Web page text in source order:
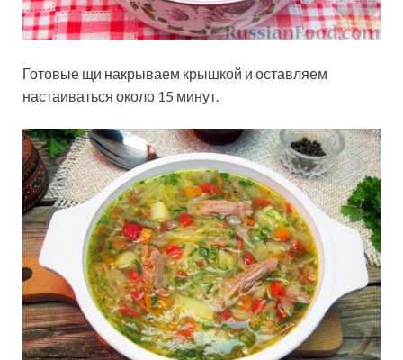
Готовые щи накрываем крышкой и оставляем
настаиваться около 15 минут.